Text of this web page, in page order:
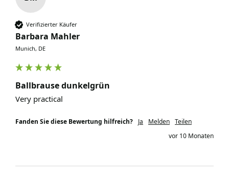
Verifizierter Käufer
Barbara Mahler
Munich, DE
Ballbrause dunkelgrün
Very practical
Fanden Sie diese Bewertung hilfreich? Ja Melden Teilen
vor 10 Monaten